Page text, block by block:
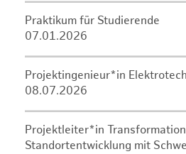
Praktikum für Studierende
07.01.2026
Projektingenieur*in
08.07.2026
Projektleiter*in
Standortentwicklung mit